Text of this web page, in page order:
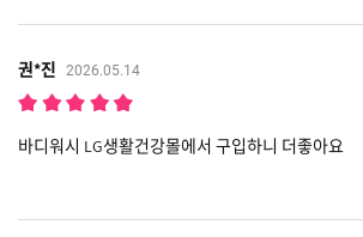
권*진 2026.05.14
바디워시 LG생활건강몰에서 구입하니 더좋아요